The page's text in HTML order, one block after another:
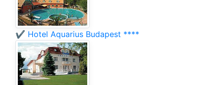
✔️ Hotel Aquarius Budapest ****